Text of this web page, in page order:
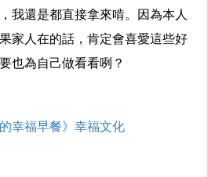
我還是都直接拿來啃。因為本人
家人在的話，肯定會喜愛這些好
也為自己做看看咧？
的幸福早餐》幸福文化